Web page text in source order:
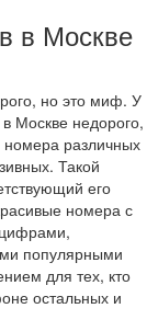
в Москве
но это миф. У
Москве недорого,
различных
Такой
его
номера с
популярными
для тех, кто
остальных и